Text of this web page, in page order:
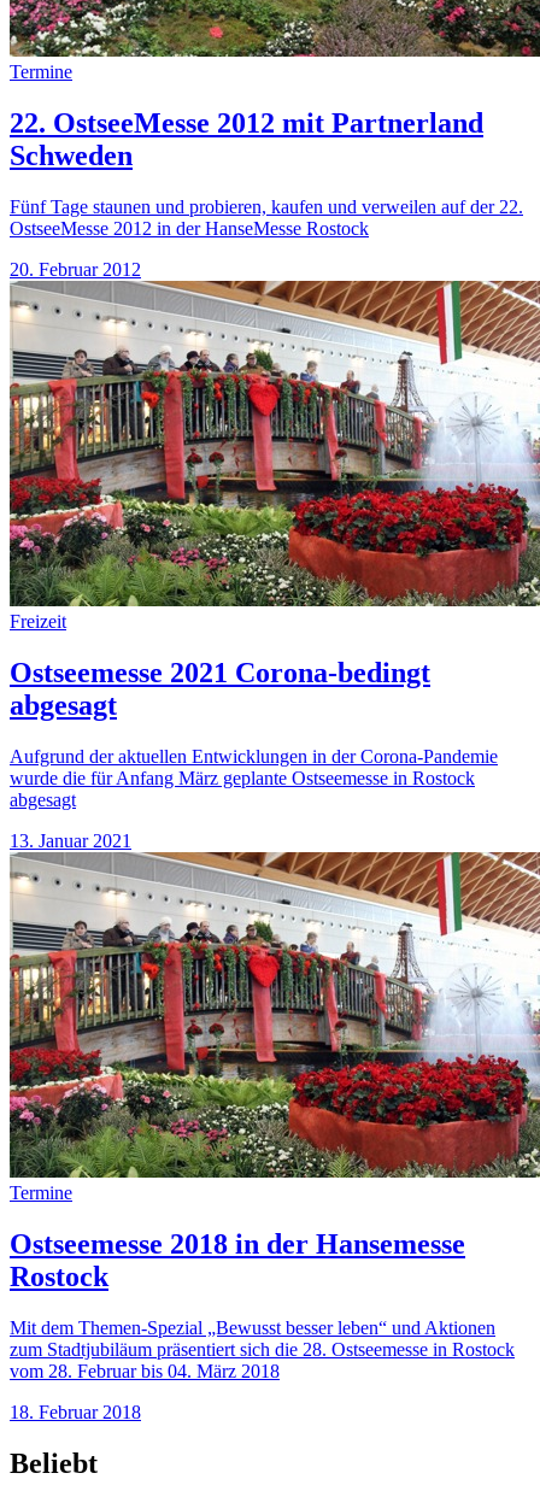
Termine
22. OstseeMesse 2012 mit Partnerland
Schweden
Fünf Tage staunen und probieren, kaufen und verweilen auf der 22.
OstseeMesse 2012 in der HanseMesse Rostock
20. Februar 2012
Freizeit
Ostseemesse 2021 Corona-bedingt
abgesagt
Aufgrund der aktuellen Entwicklungen in der Corona-Pandemie
wurde die für Anfang März geplante Ostseemesse in Rostock
abgesagt
13. Januar 2021
Termine
Ostseemesse 2018 in der Hansemesse
Rostock
Mit dem Themen-Spezial „Bewusst besser leben“ und Aktionen
zum Stadtjubiläum präsentiert sich die 28. Ostseemesse in Rostock
vom 28. Februar bis 04. März 2018
18. Februar 2018
Beliebt